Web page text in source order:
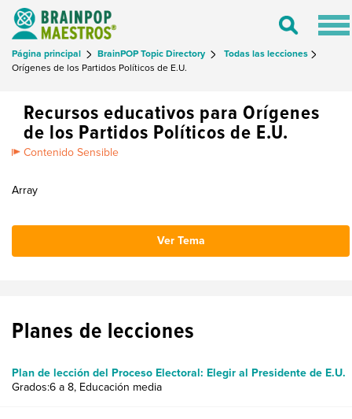
Toggle
Página principal BrainPOP Topic Directory
Todas las lecciones
Orígenes de los Partidos Políticos de E.U.
Recursos educativos para Orígenes
de los Partidos Políticos de E.U.
Contenido Sensible
Array
Ver Tema
Planes de lecciones
Plan de lección del Proceso Electoral: Elegir al Presidente de E.U.
Grados:6 a 8, Educación media